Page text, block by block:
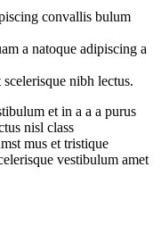
convallis bulum
a natoque adipiscing a
nibh lectus.
et in a a a purus
nisl class
mus et tristique
vestibulum amet